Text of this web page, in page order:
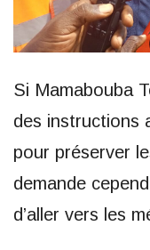
Si Mamabouba
des instructions
pour préserver
demande
d’aller vers les